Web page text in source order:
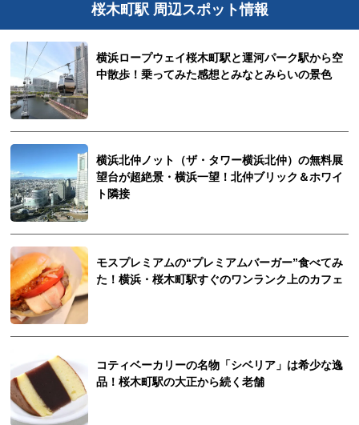
桜木町駅 周辺スポット情報
横浜ロープウェイ桜木町駅と運河パーク駅から空
中散歩！乗ってみた感想とみなとみらいの景色
横浜北仲ノット（ザ・タワー横浜北仲）の無料展
望台が超絶景・横浜一望！北仲ブリック＆ホワイ
ト隣接
モスプレミアムの“プレミアムバーガー”食べてみ
た！横浜・桜木町駅すぐのワンランク上のカフェ
コティベーカリーの名物「シベリア」は希少な逸
品！桜木町駅の大正から続く老舗